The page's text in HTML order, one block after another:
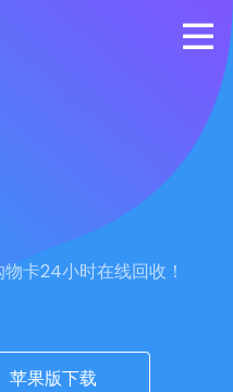
卡24小时在线回收！
苹果版下载